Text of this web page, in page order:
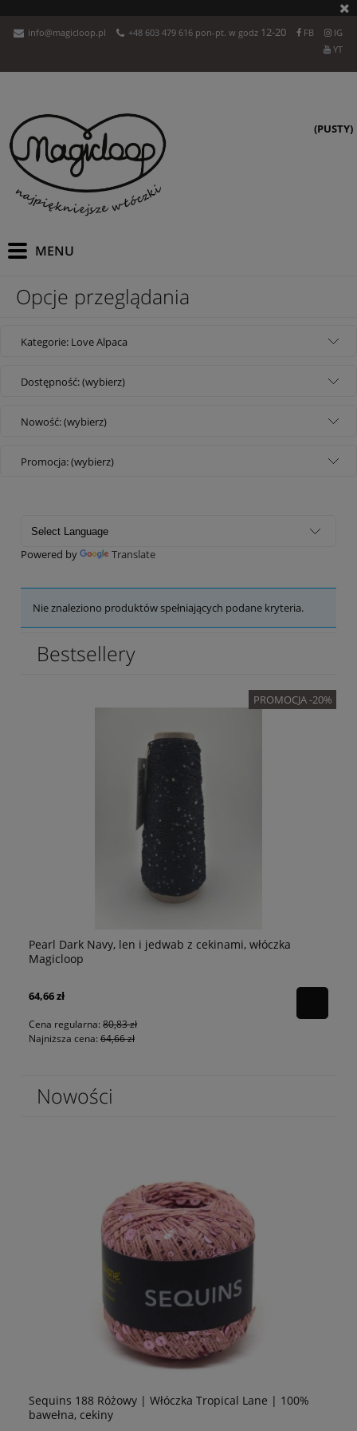
info@magicloop.pl +48 603 479 616 pon-pt. w godz 12-20 FB
IG
YT
(PUSTY)
Opcje przeglądania
Kategorie: Love Alpaca
Dostępność: (wybierz)
Nowość: (wybierz)
Promocja: (wybierz)
Powered by Translate
Nie znaleziono produktów spełniających podane kryteria.
Bestsellery
PROMOCJA -20%
Pearl Dark Navy, len i jedwab z cekinami, włóczka
Magicloop
64,66 zł
Cena regularna: 80,83 zł
Najniższa cena: 64,66 zł
Nowości
Sequins 188 Różowy | Włóczka Tropical Lane | 100%
bawełna, cekiny